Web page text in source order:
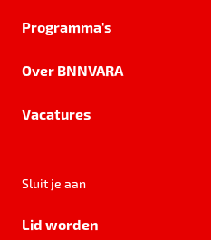
Programma's
Over BNNVARA
Vacatures
Sluit je aan
Lid worden